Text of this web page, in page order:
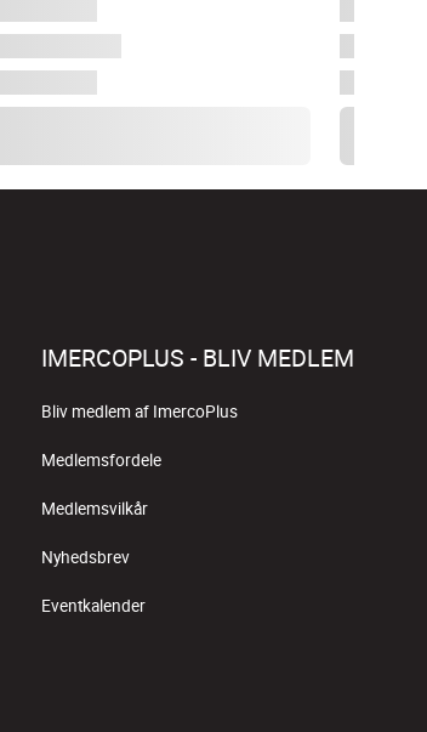
IMERCOPLUS - BLIV MEDLEM
Bliv medlem af ImercoPlus
Medlemsfordele
Medlemsvilkår
Nyhedsbrev
Eventkalender